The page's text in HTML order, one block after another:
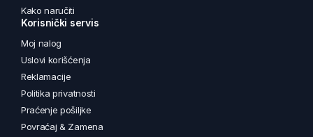
Kako naručiti
Korisnički servis
Moj nalog
Uslovi korišćenja
Reklamacije
Politika privatnosti
Praćenje pošiljke
Povraćaj & Zamena